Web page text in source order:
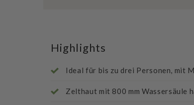
Highlights
Ideal für bis zu drei Personen, mit
Zelthaut mit 800 mm Wassersäule